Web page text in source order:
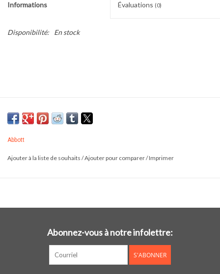
Informations Évaluations (0)
Disponibilité: En stock
Abbott
Ajouter à la liste de souhaits /Ajouter pour comparer/Imprimer
Abonnez-vous à notre infolettre:
S'ABONNER